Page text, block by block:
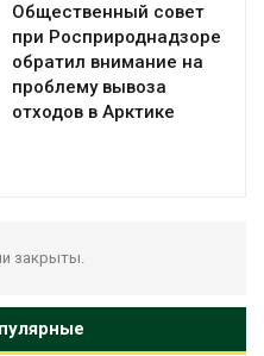
Общественный совет
при Росприроднадзоре
обратил внимание на
проблему вывоза
отходов в Арктике
закрыты.